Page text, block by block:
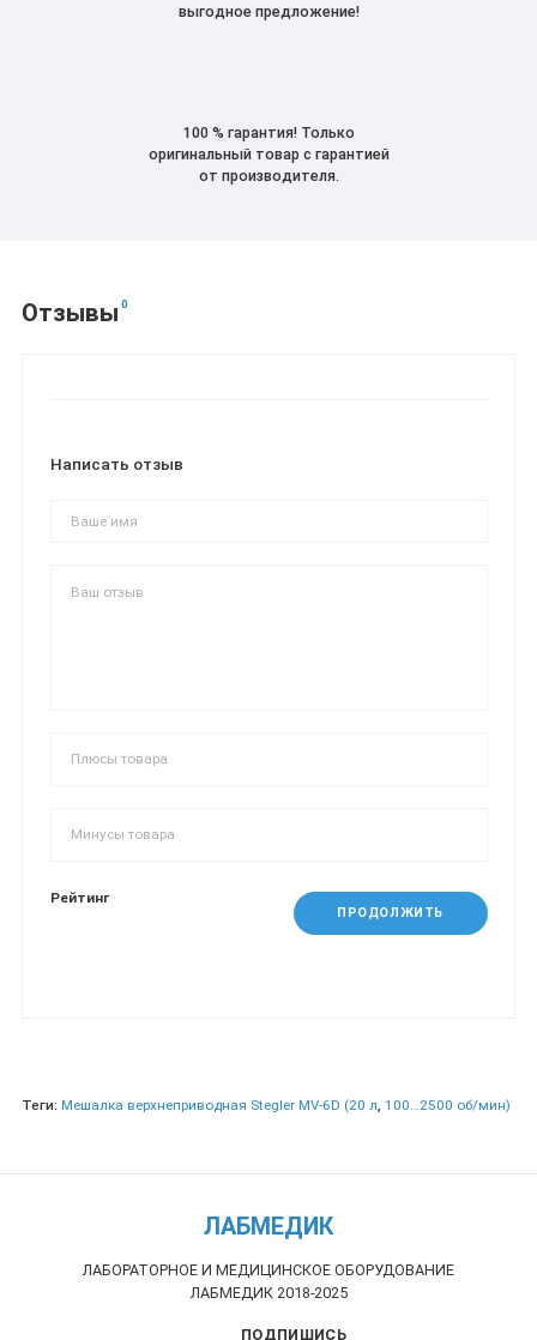
выгодное предложение!
100 % гарантия! Только
оригинальный товар с гарантией
от производителя.
Отзывы 0
Написать отзыв
Рейтинг
ПРОДОЛЖИТЬ
Теги: Мешалка верхнеприводная Stegler MV-6D (20 л 100…2500 об/мин)
ЛАБМЕДИК
ЛАБОРАТОРНОЕ И МЕДИЦИНСКОЕ ОБОРУДОВАНИЕ
ЛАБМЕДИК 2018-2025
ПОДПИШИСЬ